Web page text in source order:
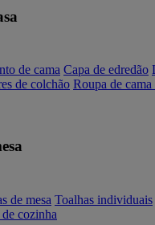
de cama Capa de edredão
de colchão Roupa de cama
de mesa Toalhas individuais
de cozinha